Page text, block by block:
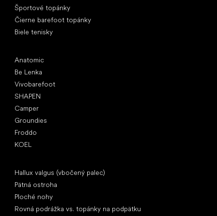
Športové topánky
Čierne barefoot topánky
Biele tenisky
Anatomic
Be Lenka
Vivobarefoot
SHAPEN
Camper
Groundies
Froddo
KOEL
Hallux valgus (vbočený palec)
Pätná ostroha
Ploché nohy
Rovná podrážka vs. topánky na podpätku